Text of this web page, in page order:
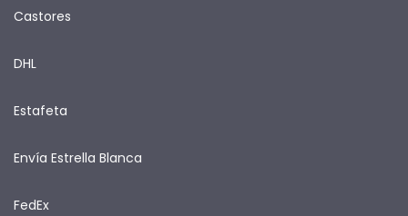
Castores
DHL
Estafeta
Envía Estrella Blanca
FedEx